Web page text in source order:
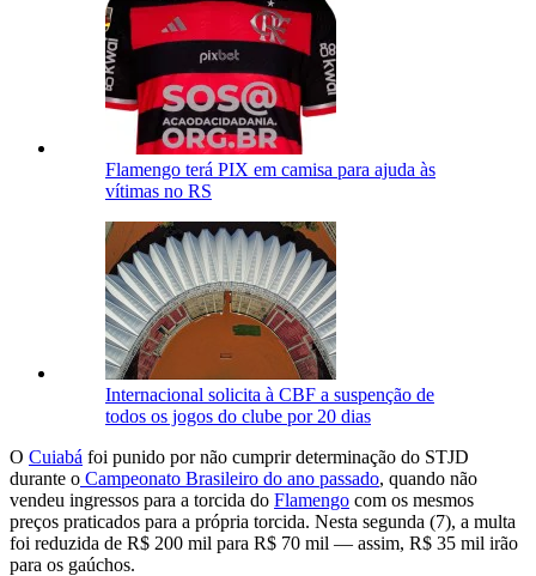
Flamengo terá PIX em camisa para ajuda às
vítimas no RS
Internacional solicita à CBF a suspenção de
todos os jogos do clube por 20 dias
O Cuiabá foi punido por não cumprir determinação do STJD
durante o Campeonato Brasileiro do ano passado, quando não
vendeu ingressos para a torcida do Flamengo com os mesmos
preços praticados para a própria torcida. Nesta segunda (7), a multa
foi reduzida de R$ 200 mil para R$ 70 mil — assim, R$ 35 mil irão
para os gaúchos.